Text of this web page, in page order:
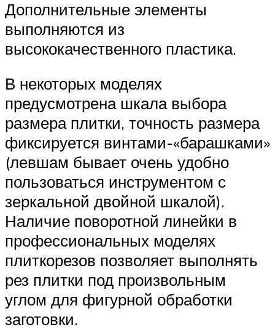
Дополнительные элементы
выполняются из
высококачественного пластика.
В некоторых моделях
предусмотрена шкала выбора
размера плитки, точность размера
фиксируется винтами-«барашками»
(левшам бывает очень удобно
пользоваться инструментом с
зеркальной двойной шкалой).
Наличие поворотной линейки в
профессиональных моделях
плиткорезов позволяет выполнять
рез плитки под произвольным
углом для фигурной обработки
заготовки.